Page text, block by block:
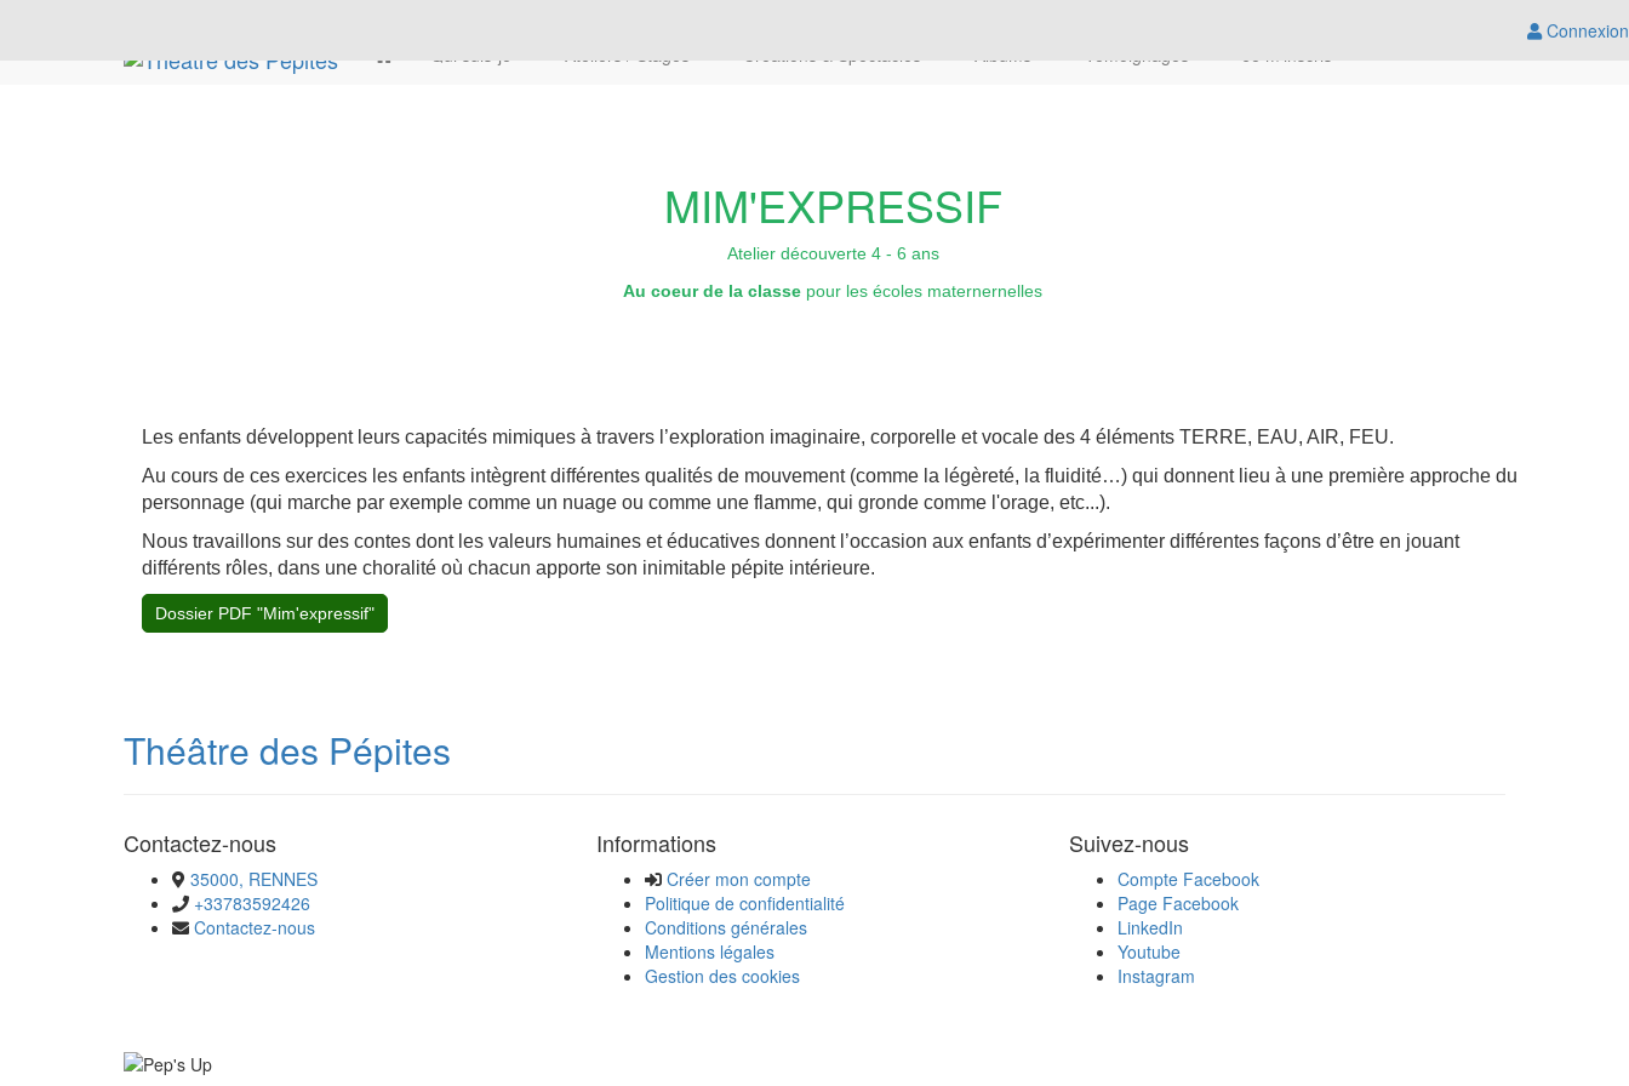
Connexion
Qui suis-je
Ateliers / Stages Créations & Spectacles Albums Témoignages Je m'inscris
MIM'EXPRESSIF
Atelier découverte 4 - 6 ans
Au coeur de la classe pour les écoles maternernelles
Les enfants développent leurs capacités mimiques à travers l’exploration imaginaire, corporelle et vocale des 4 éléments TERRE, EAU, AIR, FEU.
Au cours de ces exercices les enfants intègrent différentes qualités de mouvement (comme la légèreté, la fluidité…) qui donnent lieu à une première approche du
personnage (qui marche par exemple comme un nuage ou comme une flamme, qui gronde comme l'orage, etc...). ​
Nous travaillons sur des contes dont les valeurs humaines et éducatives donnent l’occasion aux enfants d’expérimenter différentes façons d’être en jouant
différents rôles, dans une choralité où chacun apporte son inimitable pépite intérieure.
Dossier PDF "Mim'expressif"
Théâtre des Pépites
Contactez-nous
35000, RENNES
+33783592426
Contactez-nous
Informations
Créer mon compte
Politique de confidentialité
Conditions générales
Mentions légales
Gestion des cookies
Suivez-nous
Compte Facebook
Page Facebook
LinkedIn
Youtube
Instagram